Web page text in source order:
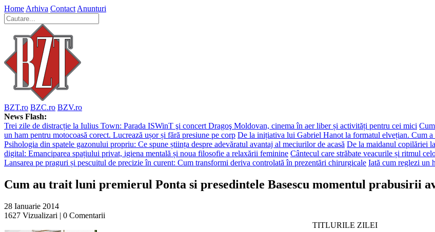
Home Arhiva Contact Anunturi
BZT.ro BZC.ro BZV.ro
News Flash:
Trei zile de distracție la Iulius Town: Parada ISWinT şi concert Dragoş Moldovan, cinema în aer liber și activități pentru cei mici
un ham pentru motocoasă corect. Lucrează ușor și fără presiune pe corp De la inițiativa lui Gabriel Hanot la formatul elvețian. Cum
Psihologia din spatele gazonului propriu: Ce spune știința despre adevăratul avantaj al meciurilor de acasă De la maidanul copilăriei
digital: Emanciparea spațiului privat, igiena mentală și noua filosofie a relaxării feminine Cântecul care străbate veacurile și ritmul
Lansarea pe praguri și pescuitul de precizie în curent: Cum transformi deriva controlată în prezentări chirurgicale Iată cum reglezi un
Cum au trait luni premierul Ponta si presedintele Basescu momentul prabusirii
28 Ianuarie 2014
1627 Vizualizari | 0 Comentarii
TITLURILE ZILEI